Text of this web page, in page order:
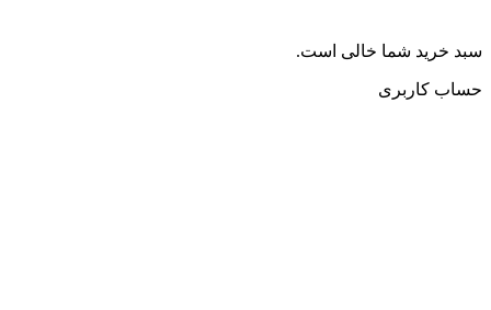
سبد خرید شما خالی است.
حساب کاربری